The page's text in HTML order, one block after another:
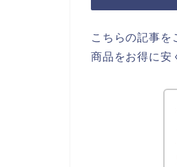
こちらの記事を
商品をお得に安